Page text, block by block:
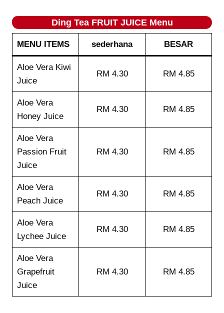
Ding Tea FRUIT JUICE Menu
MENU ITEMS sederhana BESAR
Aloe Vera Kiwi
Juice
RM 4.30 RM 4.85
Aloe Vera
Honey Juice
RM 4.30 RM 4.85
Aloe Vera
Passion Fruit
Juice
RM 4.30 RM 4.85
Aloe Vera
Peach Juice
RM 4.30 RM 4.85
Aloe Vera
Lychee Juice
RM 4.30 RM 4.85
Aloe Vera
Grapefruit
Juice
RM 4.30 RM 4.85